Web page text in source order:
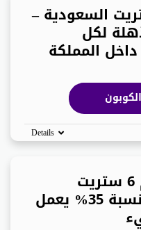
6 ستريت السعودية –
لكل
المملكة
Details
كوبون خصم 6 ستريت
السعودية بنسبة 35% يعمل